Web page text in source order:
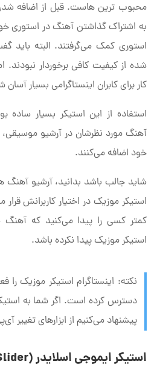
محبوب ترین هاست. قبل از اضافه شدن
به اشتراک گذاشتن آهنگ در استوری
استوری کمک می‌گرفتند. البته
شده از کیفیت کافی برخوردار نبودند.
کار برای کابران اینستاگرامی بسیار
استفاده از این استیکر بسیار ساده
آهنگ مورد نظرشان در آرشیو موسیقی،
خود اضافه می‌کنند.
شاید جالب باشد بدانید، آرشیو آهنگ
استیکر موزیک در اختیار کاربرانش
کمتر کسی را پیدا می‌کنید که
استیکر موزیک پیدا نکرده باشد.
نکته: اینستاگرام استیکر موزیک را
دسترس کرده است. اگر شما به
پیشنهاد می‌کنیم از ابزارهای تغییر
استیکر ایموجی اسلایدر (Emoji Slider)